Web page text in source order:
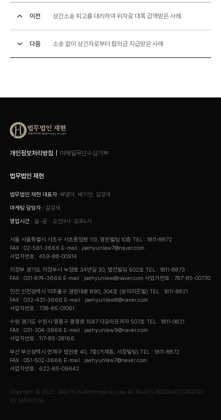
이전 상간소송 피고를 대리하여 위자료 대폭 감액받은 사례
다음 소송 없이 상간자로부터 합의금 지급받은 사례
개인정보처리방침 이메일무단수집거부
법무법인 재현
법무법인 재현 대표자 :박영하, 박희현, 김정세
마케팅 담당자 : 김정세
영업시간 : 월~금 - 오전9시~오후6시
서울 서울특별시 서초구 서초중앙로 113, 영한빌딩 10층 TEL : 1811-8872
FAX : 02-561-3666 E-mail : jaehyunlaw7@naver.com
사업자번호 : 459-88-00914
의정부 경기도 의정부시 녹양로 34번길 30, 법전빌딩 602호 TEL : 1811-8873
FAX : 031-874-3666 E-mail : jaehyunlaw@naver.com 사업자번호 : 787-85-00730
인천 인천광역시 미추홀구 경원대로 890, 304호 (보미리즌빌) TEL : 1811-8821
FAX : 032-431-3666 E-mail : jaehyunlaw8@naver.com
사업자번호 : 738-85-01061
수원 경기도 수원시 영통구 봉영로 1587 다모아프라자 507호 TEL : 1811-0821
FAX : 031-204-3666 E-mail : jaehyunlaw9@naver.com
사업자번호 : 117-85-28166
부산 부산광역시 연제구 법원로 40, 7층(거제동, 서정빌딩) TEL : 1811-8872
FAX : 051-502-3666 E-mail : jaehyunlaw7@naver.com
사업자번호 : 622-85-09642
Copyright © 2023. JAEHYUN Attorneys at Law All RIGHTS RESERVED CREATED
BY MASSTIGE